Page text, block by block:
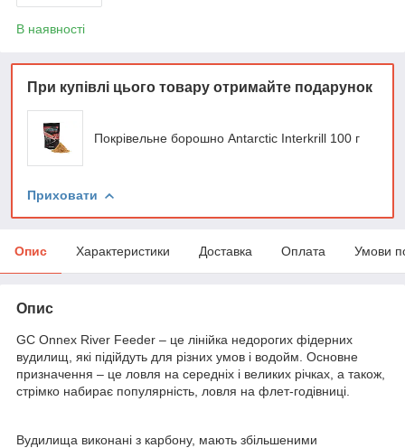
В наявності
При купівлі цього товару отримайте подарунок
Покрівельне борошно Antarctic Interkrill 100 г
Приховати
Опис Характеристики Доставка Оплата Умови
Опис
GC Onnex River Feeder – це лінійка недорогих фідерних
вудилищ, які підійдуть для різних умов і водойм. Основне
призначення – це ловля на середніх і великих річках, а також,
стрімко набирає популярність, ловля на флет-годівниці.
Вудилища виконані з карбону, мають збільшеними